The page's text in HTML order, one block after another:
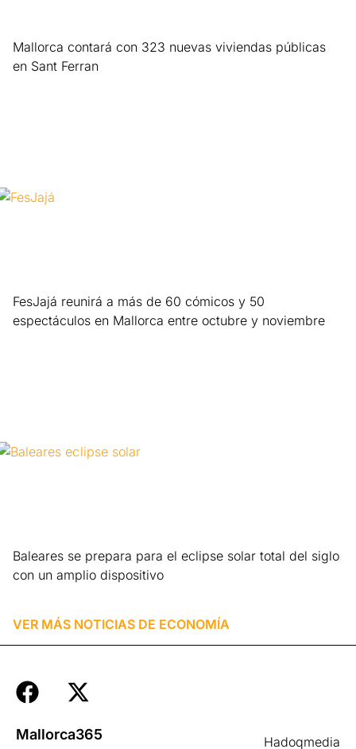
Mallorca contará con 323 nuevas viviendas públicas
en Sant Ferran
FesJajá reunirá a más de 60 cómicos y 50
espectáculos en Mallorca entre octubre y noviembre
Baleares se prepara para el eclipse solar total del siglo
con un amplio dispositivo
VER MÁS NOTICIAS DE ECONOMÍA
Hadoqmedia
Mallorca365